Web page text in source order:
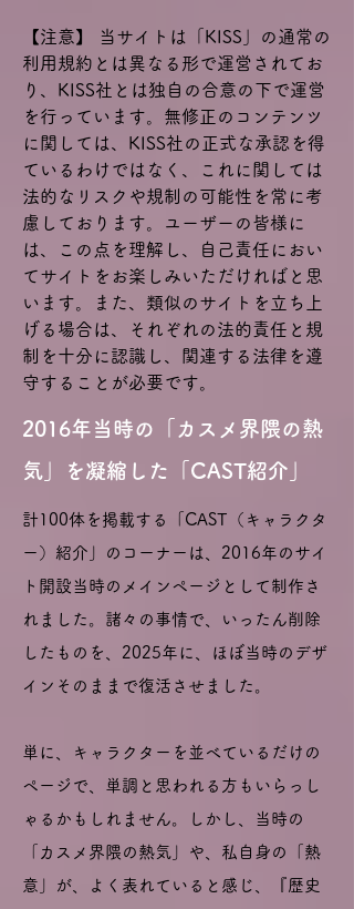
【注意】 当サイトは「KISS」の通常の
利用規約とは異なる形で運営されてお
り、KISS社とは独自の合意の下で運営
を行っています。無修正のコンテンツ
に関しては、KISS社の正式な承認を得
ているわけではなく、これに関しては
法的なリスクや規制の可能性を常に考
慮しております。ユーザーの皆様に
は、この点を理解し、自己責任におい
てサイトをお楽しみいただければと思
います。また、類似のサイトを立ち上
げる場合は、それぞれの法的責任と規
制を十分に認識し、関連する法律を遵
守することが必要です。
2016年当時の「カスメ界隈の熱
気」を凝縮した「CAST紹介」
計100体を掲載する「CAST（キャラクタ
ー）紹介」のコーナーは、2016年のサイ
ト開設当時のメインページとして制作さ
れました。諸々の事情で、いったん削除
したものを、2025年に、ほぼ当時のデザ
インそのままで復活させました。
単に、キャラクターを並べているだけの
ページで、単調と思われる方もいらっし
ゃるかもしれません。
しかし、当時の
「カスメ界隈の熱気」や、私自身の「熱
意」が、よく表れていると感じ、『歴史